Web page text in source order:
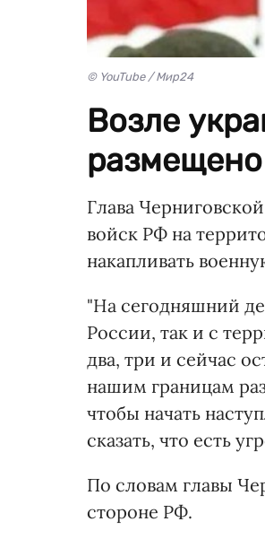
© YouTube / Мир24
Возле
Глава
войск РФ на
накапливать
"На сегодняшний
России, так и с
два, три и сейчас
нашим границам
чтобы начать
сказать, что есть
По словам главы
стороне РФ.